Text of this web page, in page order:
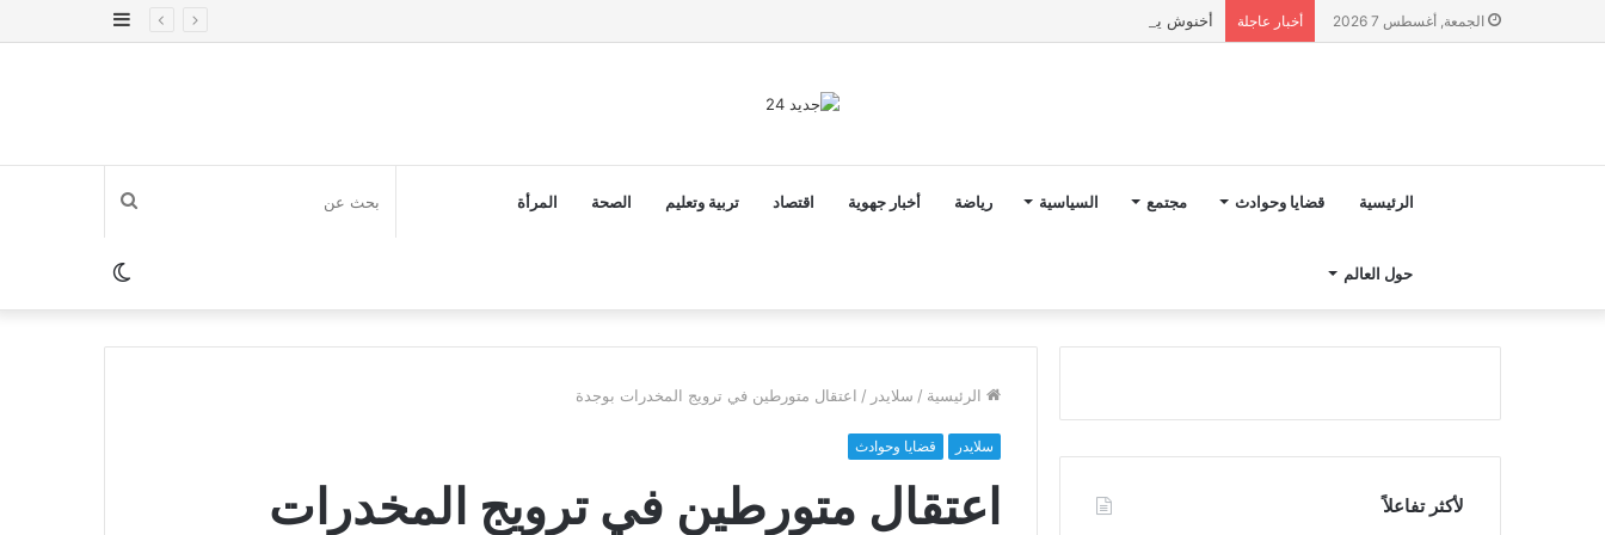
الجمعة, أغسطس 7 2026 أخبار عاجلة أخنوش يؤكد في المذكرة التوجيهية حول ميزانية 2027 أن ثوابت العدالة الاجتماعية والمجالية خيار استراتيجي للبلاد
إضافة
الرئيسية قضايا وحوادث مجتمع السياسية رياضة أخبار جهوية اقتصاد تربية وتعليم الصحة المرأة
حول العالم
بحث
عنالوضع
المظلم
الرئيسية / سلايدر / اعتقال متورطين في ترويج المخدرات بوجدة
سلايدر قضايا وحوادث
اعتقال متورطين في ترويج المخدرات
لأكثر تفاعلاً